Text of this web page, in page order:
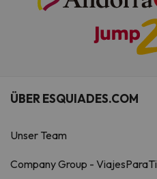
ÜBER ESQUIADES.COM
Unser Team
Company Group - ViajesParaTi